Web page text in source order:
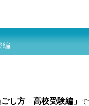
編
し方 高校受験編」 で